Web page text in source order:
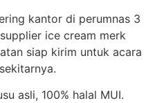
kantor di perumnas 3
ice cream merk
siap kirim untuk acara
asli, 100% halal MUI.